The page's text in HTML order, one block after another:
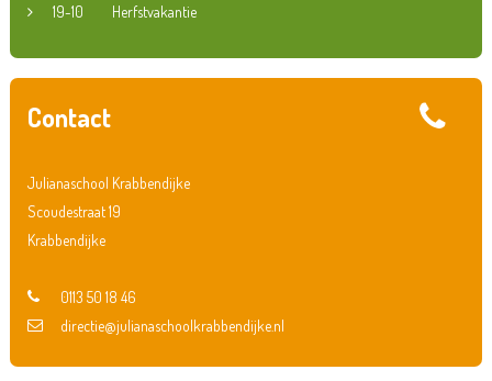
19-10 Herfstvakantie
Contact
Julianaschool Krabbendijke
Scoudestraat 19
Krabbendijke
0113 50 18 46
directie@julianaschoolkrabbendijke.nl